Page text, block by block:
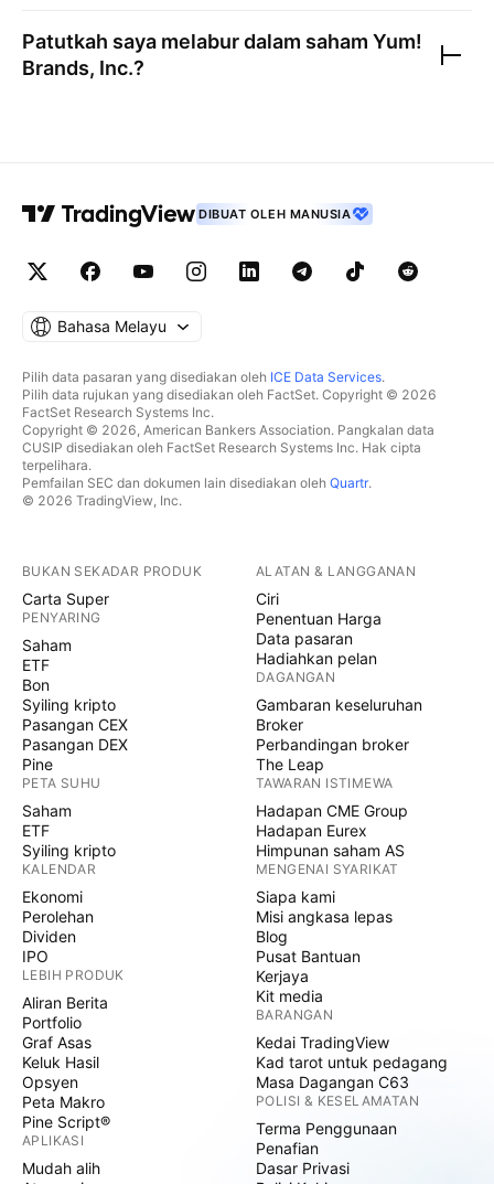
Patutkah saya melabur dalam saham Yum!
Brands, Inc.?
DIBUAT OLEH MANUSIA
Bahasa Melayu
Pilih data pasaran yang disediakan oleh ICE Data Services.
Pilih data rujukan yang disediakan oleh FactSet. Copyright © 2026
FactSet Research Systems Inc.
Copyright © 2026, American Bankers Association. Pangkalan data
CUSIP disediakan oleh FactSet Research Systems Inc. Hak cipta
terpelihara.
Pemfailan SEC dan dokumen lain disediakan oleh Quartr.
© 2026 TradingView, Inc.
BUKAN SEKADAR PRODUK
Carta Super
PENYARING
Saham
ETF
Bon
Syiling kripto
Pasangan CEX
Pasangan DEX
Pine
PETA SUHU
Saham
ETF
Syiling kripto
KALENDAR
Ekonomi
Perolehan
Dividen
IPO
LEBIH PRODUK
Aliran Berita
Portfolio
Graf Asas
Keluk Hasil
Opsyen
Peta Makro
Pine Script®
APLIKASI
Mudah alih
ALATAN & LANGGANAN
Ciri
Penentuan Harga
Data pasaran
Hadiahkan pelan
DAGANGAN
Gambaran keseluruhan
Broker
Perbandingan broker
The Leap
TAWARAN ISTIMEWA
Hadapan CME Group
Hadapan Eurex
Himpunan saham AS
MENGENAI SYARIKAT
Siapa kami
Misi angkasa lepas
Blog
Pusat Bantuan
Kerjaya
Kit media
BARANGAN
Kedai TradingView
Kad tarot untuk pedagang
Masa Dagangan C63
POLISI & KESELAMATAN
Terma Penggunaan
Penafian
Dasar Privasi